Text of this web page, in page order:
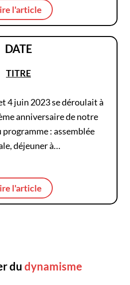
l'article
DATE
TITRE
4 juin 2023 se déroulait à
anniversaire de notre
: assemblée
déjeuner à…
l'article
du dynamisme